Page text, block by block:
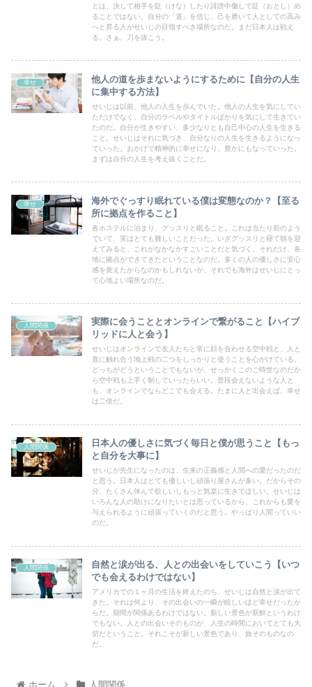
とは、決して相手を貶（けな）したり誹謗中傷して貶（おとし）め
ることではない。自分の「道」を信じ、己を磨いて人としての高み
へと昇る人がせいじの目指すべき場所なのだ。まだ日本人は戦え
る。さぁ、刀を抜こう。
幸せ
他人の道を歩まないようにするために【自分の人生
に集中する方法】
せいじは以前、他人の人生を歩んでいた。他人の人生を気にしてい
ただけでなく、自分のラベルやタイトルばかりを気にして生きてい
たのだ。自分が生きやすい、多少なりとも自己中心の人生を生きる
こと。せいじはそれに気づき、自分なりの人生を生きるようになっ
ていった。おかげで精神的に幸せになり、豊かにもなっていった。
まずは自分の人生を考え抜くことだ。
幸せ
海外でぐっすり眠れている僕は変態なのか？【至る
所に拠点を作ること】
各ホステルに泊まり、グッスリと眠ること。これは当たり前のよう
でいて、実はとても難しいことだった。いざグッスリと寝て朝を迎
えてみると、これがなかなかすごいことだと気づく。それだけ、各
地に拠点ができてきたということなのだ。多くの人の優しさに安心
感を覚えたからなのかもしれないが、それでも海外はせいじにとっ
て心地よい場所なのだ。
人間関係
実際に会うこととオンラインで繋がること【ハイブ
リッドに人と会う】
せいじはオンラインで友人たちと常に顔を合わせる空中戦と、人と
直に触れ合う地上戦の二つをしっかりと使うことを心がけている。
どっちがどうということでもないが、せっかくこのご時世なのだか
ら空中戦も上手く制していったらいい。普段会えないような人と
も、オンラインでならどこでも会える。たまに人と出会えば、幸せ
は二倍だ。
人間関係
日本人の優しさに気づく毎日と僕が思うこと【もっ
と自分を大事に】
せいじが先生になったのは、生来の正義感と人間への愛だったのだ
と思う。日本人はとても優しいし頑張り屋さんが多い。だからその
分、たくさん休んで欲しいしもっと気楽に生きてほしい。せいじは
いろんな人の助けになりたいとは思っているから、これからも愛を
与えられるように頑張っていくのだと思う。やっぱり人間っていい
のだ。
人間関係
自然と涙が出る、人との出会いをしていこう【いつ
でも会えるわけではない】
アメリカでの１ヶ月の生活を終えたのち、せいじは自然と涙が出て
きた。それは何より、その出会いの一瞬が眩しいほど幸せだったか
らだ。期間が関係あるわけではない。新しい景色が新鮮というわけ
でもない。人との出会いそのものが、人生の時間においてとても大
切だということ。それこそが新しい景色であり、旅そのものなの
だ。
ホーム 人間関係